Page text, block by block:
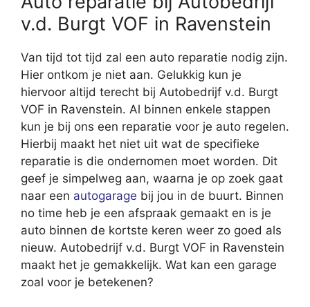
v.d. Burgt VOF in Ravenstein
Van tijd tot tijd zal een auto reparatie nodig zijn.
Hier ontkom je niet aan. Gelukkig kun je
hiervoor altijd terecht bij Autobedrijf v.d. Burgt
VOF in Ravenstein. Al binnen enkele stappen
kun je bij ons een reparatie voor je auto regelen.
Hierbij maakt het niet uit wat de specifieke
reparatie is die ondernomen moet worden. Dit
geef je simpelweg aan, waarna je op zoek gaat
naar een autogarage bij jou in de buurt. Binnen
no time heb je een afspraak gemaakt en is je
auto binnen de kortste keren weer zo goed als
nieuw. Autobedrijf v.d. Burgt VOF in Ravenstein
maakt het je gemakkelijk. Wat kan een garage
zoal voor je betekenen?